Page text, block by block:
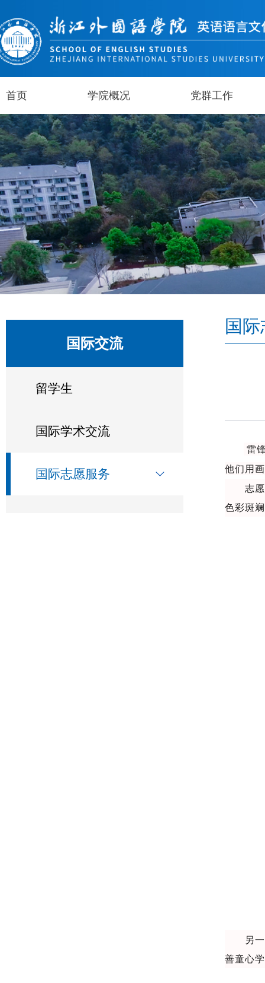
首页 学院概况 党群工作
国际交流
留学生
国际学术交流
国际志愿服务
国
雷
他们用
志
色彩斑
另
善童心